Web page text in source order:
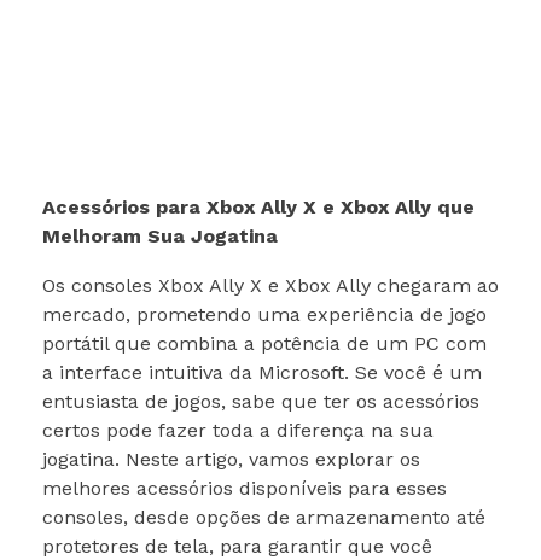
Acessórios para Xbox Ally X e Xbox Ally que
Melhoram Sua Jogatina
Os consoles Xbox Ally X e Xbox Ally chegaram ao
mercado, prometendo uma experiência de jogo
portátil que combina a potência de um PC com
a interface intuitiva da Microsoft. Se você é um
entusiasta de jogos, sabe que ter os acessórios
certos pode fazer toda a diferença na sua
jogatina. Neste artigo, vamos explorar os
melhores acessórios disponíveis para esses
consoles, desde opções de armazenamento até
protetores de tela, para garantir que você